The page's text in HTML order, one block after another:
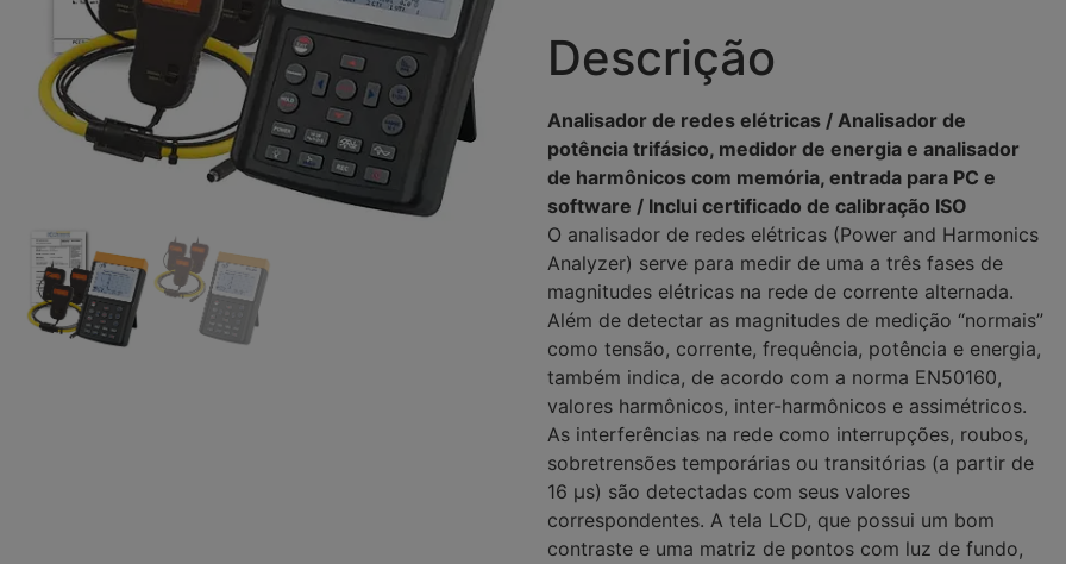
Descrição
Analisador de redes elétricas / Analisador de
potência trifásico, medidor de energia e analisador
de harmônicos com memória, entrada para PC e
software / Inclui certificado de calibração ISO
O analisador de redes elétricas (Power and Harmonics
Analyzer) serve para medir de uma a três fases de
magnitudes elétricas na rede de corrente alternada.
Além de detectar as magnitudes de medição “normais”
como tensão, corrente, frequência, potência e energia,
também indica, de acordo com a norma EN50160,
valores harmônicos, inter-harmônicos e assimétricos.
As interferências na rede como interrupções, roubos,
sobretrensões temporárias ou transitórias (a partir de
16 µs) são detectadas com seus valores
correspondentes. A tela LCD, que possui um bom
contraste e uma matriz de pontos com luz de fundo,